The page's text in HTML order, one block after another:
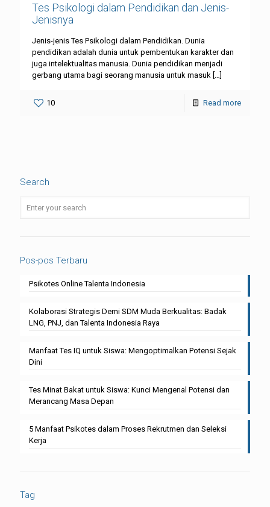
Tes Psikologi dalam Pendidikan dan Jenis-
Jenisnya
Jenis-jenis Tes Psikologi dalam Pendidikan. Dunia
pendidikan adalah dunia untuk pembentukan karakter dan
juga intelektualitas manusia. Dunia pendidikan menjadi
gerbang utama bagi seorang manusia untuk masuk […]
10 Read more
Search
Pos-pos Terbaru
Psikotes Online Talenta Indonesia
Kolaborasi Strategis Demi SDM Muda Berkualitas: Badak
LNG, PNJ, dan Talenta Indonesia Raya
Manfaat Tes IQ untuk Siswa: Mengoptimalkan Potensi Sejak
Dini
Tes Minat Bakat untuk Siswa: Kunci Mengenal Potensi dan
Merancang Masa Depan
5 Manfaat Psikotes dalam Proses Rekrutmen dan Seleksi
Kerja
Tag